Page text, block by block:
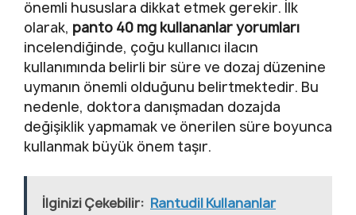
önemli hususlara dikkat etmek gerekir. İlk
olarak, panto 40 mg kullananlar yorumları
incelendiğinde, çoğu kullanıcı ilacın
kullanımında belirli bir süre ve dozaj düzenine
uymanın önemli olduğunu belirtmektedir. Bu
nedenle, doktora danışmadan dozajda
değişiklik yapmamak ve önerilen süre boyunca
kullanmak büyük önem taşır.
İlginizi Çekebilir: Rantudil Kullananlar